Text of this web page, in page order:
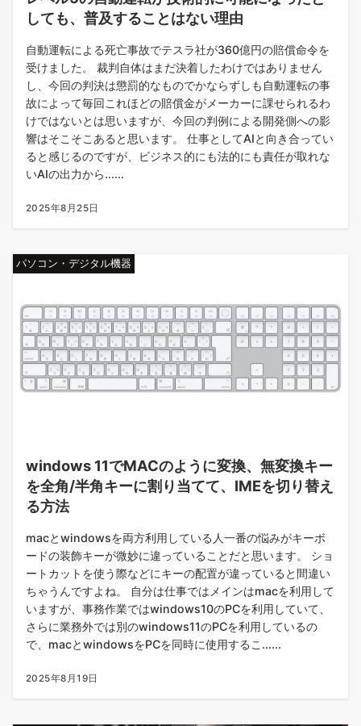
しても、普及することはない理由
自動運転による死亡事故でテスラ社が360億円の賠償命令を
受けました。 裁判自体はまだ決着したわけではありません
し、今回の判決は懲罰的なものでかならずしも自動運転の事
故によって毎回これほどの賠償金がメーカーに課せられるわ
けではないとは思いますが、今回の判例による開発側への影
響はそこそこあると思います。 仕事としてAIと向き合ってい
ると感じるのですが、ビジネス的にも法的にも責任が取れな
いAIの出力から......
2025年8月25日
パソコン・デジタル機器
windows 11でMACのように変換、無変換キー
を全角/半角キーに割り当てて、IMEを切り替え
る方法
macとwindowsを両方利用している人一番の悩みがキーボ
ードの装飾キーが微妙に違っていることだと思います。 ショ
ートカットを使う際などにキーの配置が違っていると間違い
ちゃうんですよね。 自分は仕事ではメインはmacを利用して
いますが、事務作業ではwindows10のPCを利用していて、
さらに業務外では別のwindows11のPCを利用しているの
で、macとwindowsをPCを同時に使用するこ......
2025年8月19日